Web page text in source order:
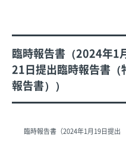
臨時報告書（2024年
21日提出臨時報告書（
報告書））
臨時報告書（2024年1月19日提